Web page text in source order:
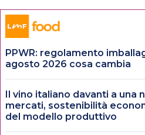
PPWR: regolamento
agosto 2026 cosa cambia
Il vino italiano davanti a una
mercati, sostenibilità
del modello produttivo